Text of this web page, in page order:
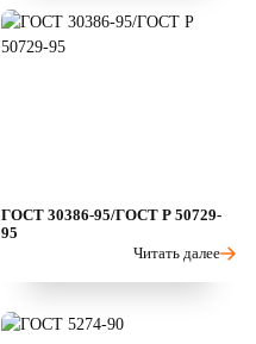
ГОСТ 30386-95/ГОСТ Р 50729-
95
Читать далее